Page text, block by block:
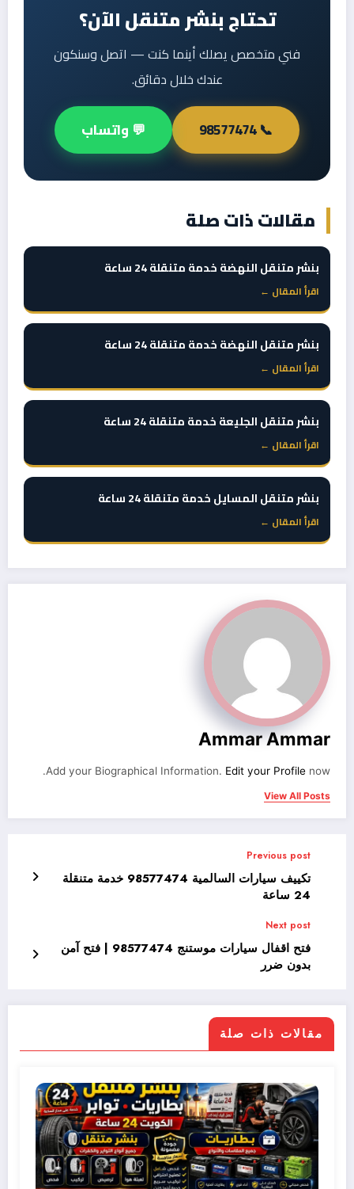
تحتاج بنشر متنقل الآن؟
فني متخصص يصلك أينما كنت — اتصل وسنكون
عندك خلال دقائق.
📞 98577474 💬 واتساب
مقالات ذات صلة
بنشر متنقل النهضة خدمة متنقلة 24 ساعة
اقرأ المقال ←
بنشر متنقل النهضة خدمة متنقلة 24 ساعة
اقرأ المقال ←
بنشر متنقل الجليعة خدمة متنقلة 24 ساعة
اقرأ المقال ←
بنشر متنقل المسايل خدمة متنقلة 24 ساعة
اقرأ المقال ←
Ammar Ammar
Add your Biographical Information. Edit your Profile now.
View All Posts
Previous post
تكييف سيارات السالمية 98577474 خدمة متنقلة
24 ساعة
Next post
فتح اقفال سيارات موستنج 98577474 | فتح آمن
بدون ضرر
مقالات ذات صلة